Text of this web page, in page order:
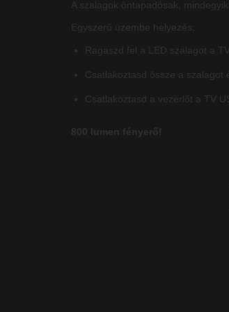
A szalagok öntapadósak,
Egyszerű üzembe helyezés:
Ragaszd fel a LED szalagot a
Csatlakoztasd össze a szalagot
Csatlakoztasd a vezérlőt a TV
800 lumen fényerő!